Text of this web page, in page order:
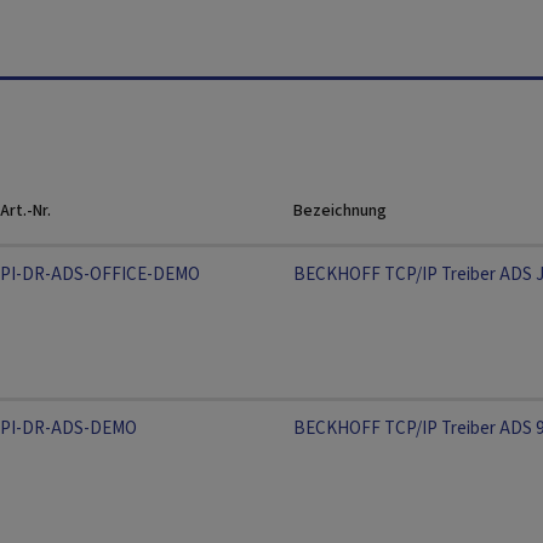
Art.-Nr. Bezeichnung
PI-DR-ADS-OFFICE-DEMO BECKHOFF TCP/IP Treiber ADS
PI-DR-ADS-DEMO BECKHOFF TCP/IP Treiber ADS